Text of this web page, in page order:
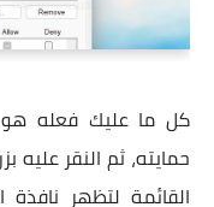
كل ما عليك فعله هو
القائمة لتظهر